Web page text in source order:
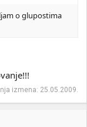
o glupostima
izmena: 25.05.2009.